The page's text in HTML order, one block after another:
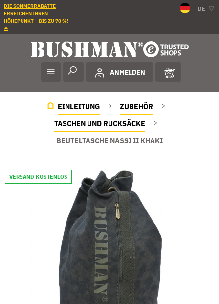
DIE SOMMERRABATTE
ERREICHEN IHREN
HÖHEPUNKT – BIS ZU 70 %!
☀️
DE
ANMELDEN
EINLEITUNG
ZUBEHÖR
TASCHEN UND RUCKSÄCKE
BEUTELTASCHE NASSI II KHAKI
VERSAND KOSTENLOS